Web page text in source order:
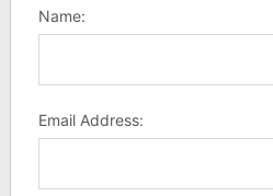
Name:
Email Address: